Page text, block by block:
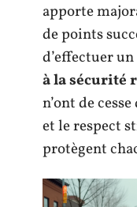
apporte
de points
d’effectuer un
à la sécurité
n’ont de
et le respect
protègent